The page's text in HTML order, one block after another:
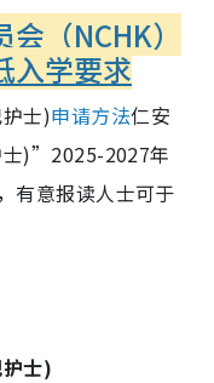
（NCHK）
入学要求
士)申请方法仁安
)”2025-2027年
有意报读人士可于
士)